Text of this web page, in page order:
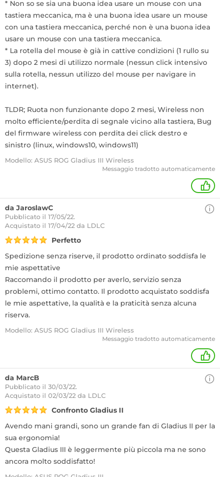
* Non so se sia una buona idea usare un mouse con una
tastiera meccanica, ma è una buona idea usare un mouse
con una tastiera meccanica, perché non è una buona idea
usare un mouse con una tastiera meccanica.
* La rotella del mouse è già in cattive condizioni (1 rullo su
3) dopo 2 mesi di utilizzo normale (nessun click intensivo
sulla rotella, nessun utilizzo del mouse per navigare in
internet).
TLDR; Ruota non funzionante dopo 2 mesi, Wireless non
molto efficiente/perdita di segnale vicino alla tastiera, Bug
del firmware wireless con perdita dei click destro e
sinistro (linux, windows10, windows11)
Modello: ASUS ROG Gladius III Wireless
Messaggio tradotto automaticamente
+
da JaroslawC
Pubblicato il 17/05/22.
Acquistato il 17/04/22 da LDLC
Perfetto
Spedizione senza riserve, il prodotto ordinato soddisfa le
mie aspettative
Raccomando il prodotto per averlo, servizio senza
problemi, ottimo contatto. Il prodotto acquistato soddisfa
le mie aspettative, la qualità e la praticità senza alcuna
riserva.
Modello: ASUS ROG Gladius III Wireless
Messaggio tradotto automaticamente
+
da MarcB
Pubblicato il 30/03/22.
Acquistato il 02/03/22 da LDLC
Confronto Gladius II
Avendo mani grandi, sono un grande fan di Gladius II per la
sua ergonomia!
Questa Gladius III è leggermente più piccola ma ne sono
ancora molto soddisfatto!